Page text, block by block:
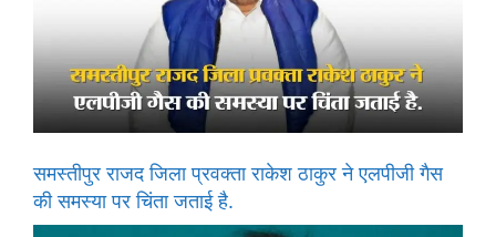
समस्तीपुर राजद जिला प्रवक्ता राकेश ठाकुर ने एलपीजी गैस
की समस्या पर चिंता जताई है.